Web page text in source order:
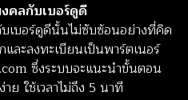
คลกับเบอร์ดูดี
เบอร์ดูดีนั้นไม่ซับซ้อนอย่างที่คิด
ละลงทะเบียนเป็นพาร์ตเนอร์
ซึ่งระบบจะแนะนำขั้นตอน
ย ใช้เวลาไม่ถึง 5 นาที